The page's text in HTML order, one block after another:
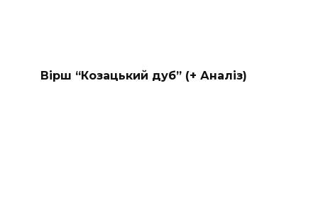
Вірш “Козацький дуб” (+ Аналіз)